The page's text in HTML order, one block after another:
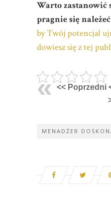
Warto zastanowić
pragnie się należeć
by Twój potencjał
dowiesz się z tej
<< Poprzedni
MENADŻER